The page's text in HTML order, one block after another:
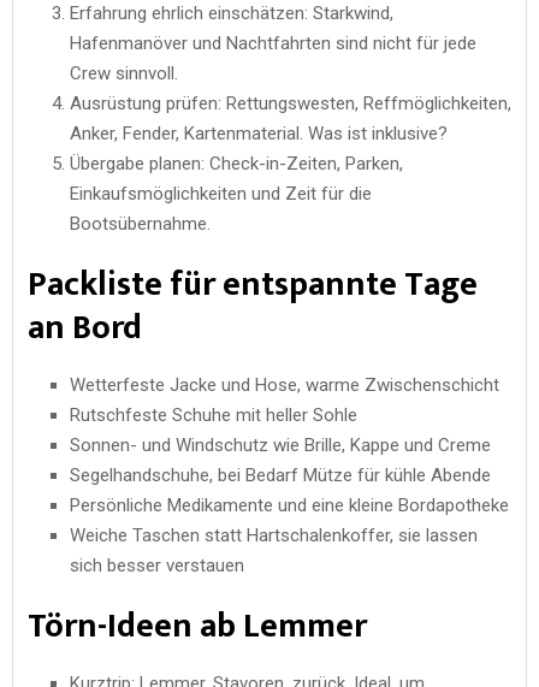
Erfahrung ehrlich einschätzen: Starkwind,
Hafenmanöver und Nachtfahrten sind nicht für jede
Crew sinnvoll.
Ausrüstung prüfen: Rettungswesten, Reffmöglichkeiten,
Anker, Fender, Kartenmaterial. Was ist inklusive?
Übergabe planen: Check-in-Zeiten, Parken,
Einkaufsmöglichkeiten und Zeit für die
Bootsübernahme.
Packliste für entspannte Tage
an Bord
Wetterfeste Jacke und Hose, warme Zwischenschicht
Rutschfeste Schuhe mit heller Sohle
Sonnen- und Windschutz wie Brille, Kappe und Creme
Segelhandschuhe, bei Bedarf Mütze für kühle Abende
Persönliche Medikamente und eine kleine Bordapotheke
Weiche Taschen statt Hartschalenkoffer, sie lassen
sich besser verstauen
Törn-Ideen ab Lemmer